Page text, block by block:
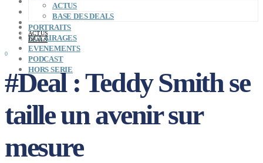
CARTE DE FRANCE
NOS SOLUTIONS
CONNEXION
0
ACTUS
BASE DES DEALS
PORTRAITS
ECLAIRAGES
EVENEMENTS
PODCAST
HORS SERIE
ACTUS
DEALS
#Deal : Teddy Smith se
taille un avenir sur
mesure